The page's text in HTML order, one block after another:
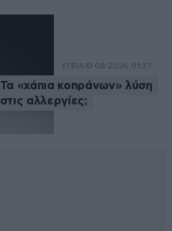
ΥΓΕΙΑ 10·08·2026 01:37
Τα «χάπια κοπράνων» λύση
στις αλλεργίες;